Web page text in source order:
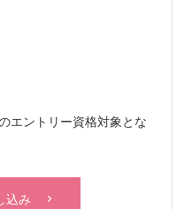
エントリー資格対象とな
込み